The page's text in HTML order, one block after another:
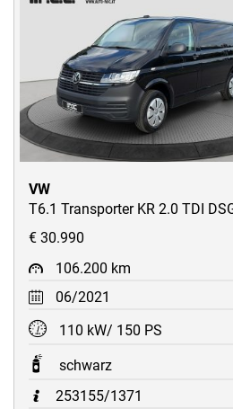
VW
€ 30.990
106.200 km
06/2021
110 kW/ 150 PS
schwarz
253155/1371